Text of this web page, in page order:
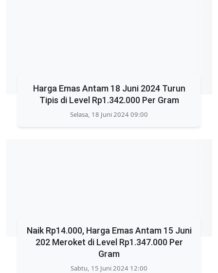
Harga Emas Antam 18 Juni 2024 Turun
Tipis di Level Rp1.342.000 Per Gram
Selasa, 18 Juni 2024 09:00
Naik Rp14.000, Harga Emas Antam 15 Juni
202 Meroket di Level Rp1.347.000 Per
Gram
Sabtu, 15 Juni 2024 12:00